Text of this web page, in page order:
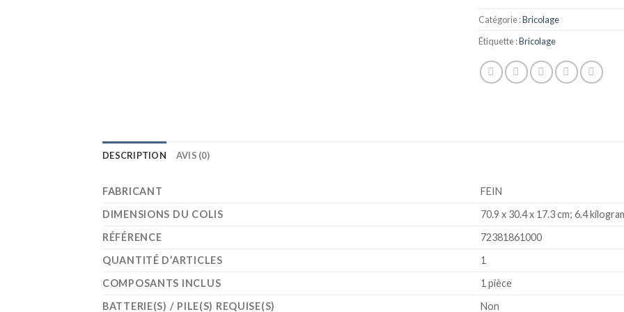
Catégorie :Bricolage
Étiquette :Bricolage
DESCRIPTION AVIS (0)
FABRICANT
‎FEIN
DIMENSIONS DU COLIS
‎70.9 x 30.4 x 17.3 cm; 6.4
RÉFÉRENCE
‎72381861000
QUANTITÉ D’ARTICLES
‎1
COMPOSANTS INCLUS
‎1 pièce
BATTERIE(S) / PILE(S) REQUISE(S)
‎Non